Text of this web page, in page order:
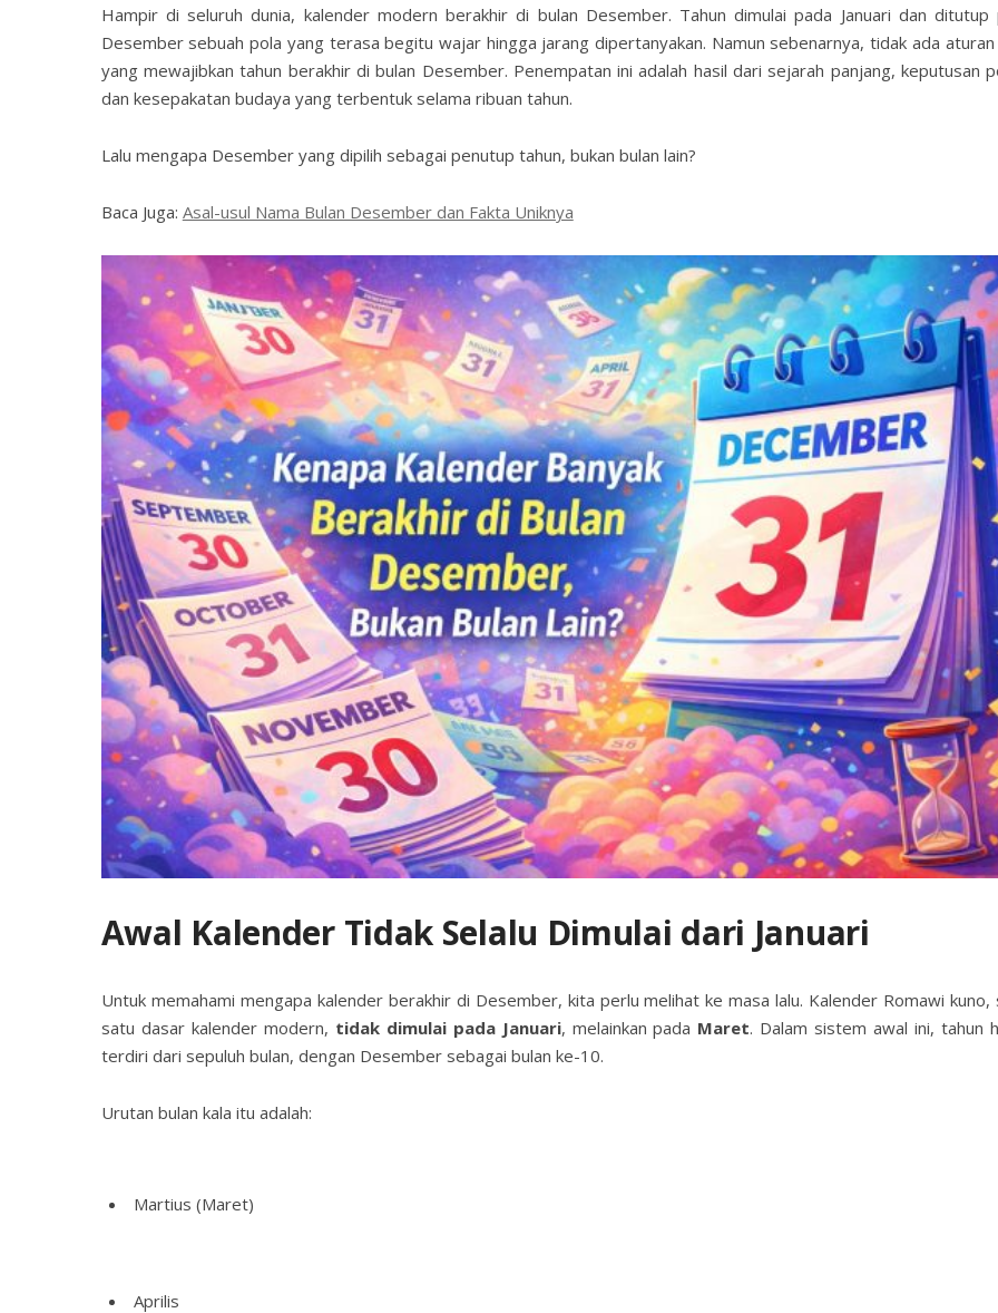
Hampir di seluruh dunia, kalender modern berakhir di bulan Desember. Tahun dimulai pada Januari dan ditutup
Desember sebuah pola yang terasa begitu wajar hingga jarang dipertanyakan. Namun sebenarnya, tidak ada aturan
yang mewajibkan tahun berakhir di bulan Desember. Penempatan ini adalah hasil dari sejarah panjang, keputusan
dan kesepakatan budaya yang terbentuk selama ribuan tahun.
Lalu mengapa Desember yang dipilih sebagai penutup tahun, bukan bulan lain?
Baca Juga: Asal-usul Nama Bulan Desember dan Fakta Uniknya
Awal Kalender Tidak Selalu Dimulai dari Januari
Untuk memahami mengapa kalender berakhir di Desember, kita perlu melihat ke masa lalu. Kalender Romawi kuno,
satu dasar kalender modern, tidak dimulai pada Januari, melainkan pada Maret. Dalam sistem awal ini, tahun
terdiri dari sepuluh bulan, dengan Desember sebagai bulan ke-10.
Urutan bulan kala itu adalah:
Martius (Maret)
Aprilis